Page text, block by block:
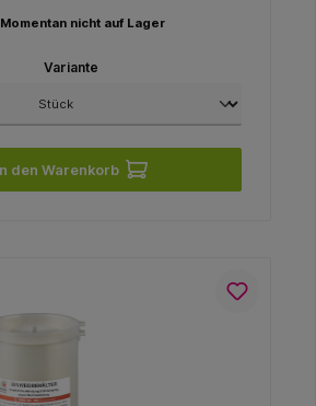
Momentan nicht auf Lager
Variante
den Warenkorb